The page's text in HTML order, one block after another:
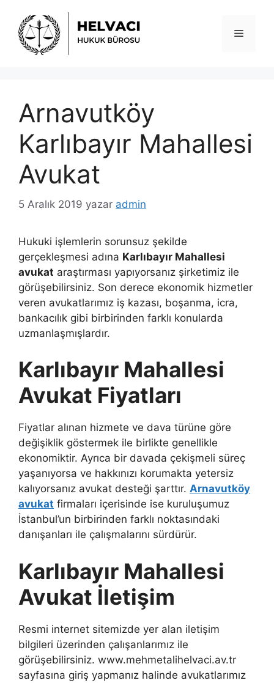
Menü
Arnavutköy
Karlıbayır Mahallesi
Avukat
5 Aralık 2019 yazar admin
Hukuki işlemlerin sorunsuz şekilde
gerçekleşmesi adına Karlıbayır Mahallesi
avukat araştırması yapıyorsanız şirketimiz ile
görüşebilirsiniz. Son derece ekonomik hizmetler
veren avukatlarımız iş kazası, boşanma, icra,
bankacılık gibi birbirinden farklı konularda
uzmanlaşmışlardır.
Karlıbayır Mahallesi
Avukat Fiyatları
Fiyatlar alınan hizmete ve dava türüne göre
değişiklik göstermek ile birlikte genellikle
ekonomiktir. Ayrıca bir davada çekişmeli süreç
yaşanıyorsa ve hakkınızı korumakta yetersiz
kalıyorsanız avukat desteği şarttır. Arnavutköy
avukat firmaları içerisinde ise kuruluşumuz
İstanbul’un birbirinden farklı noktasındaki
danışanları ile çalışmalarını sürdürür.
Karlıbayır Mahallesi
Avukat İletişim
Resmi internet sitemizde yer alan iletişim
bilgileri üzerinden çalışanlarımız ile
görüşebilirsiniz. www.mehmetalihelvaci.av.tr
sayfasına giriş yapmanız halinde avukatlarımız